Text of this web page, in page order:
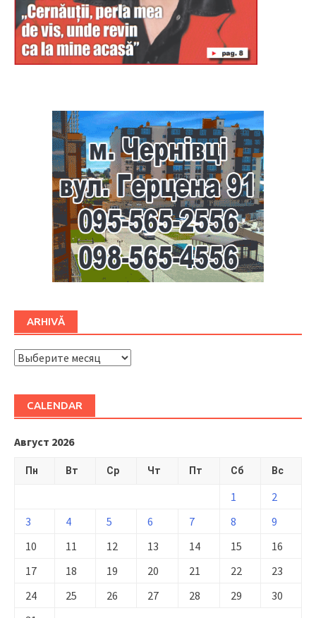
ARHIVĂ
ARHIVĂ
CALENDAR
Август 2026
Пн Вт Ср Чт Пт Сб Вс
1
2
3
4 5 6 7 8
9
10
11 12 13 14 15
16
17
18 19 20 21 22
23
24
25 26 27 28 29
30